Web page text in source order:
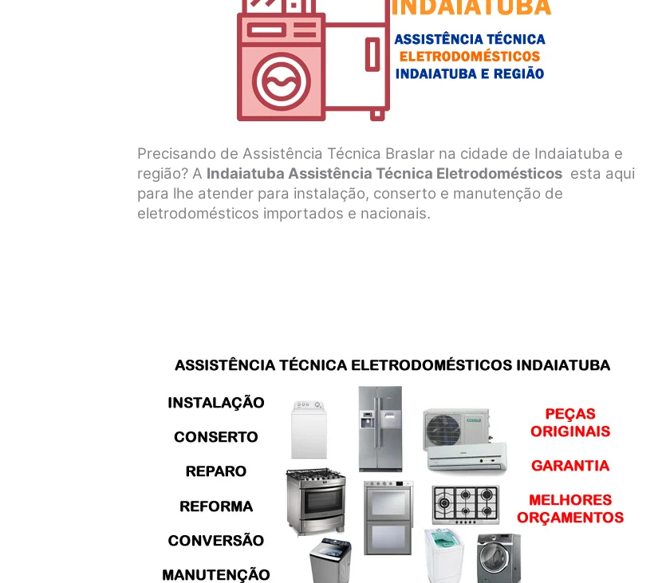
Precisando de Assistência Técnica Braslar na cidade de Indaiatuba e
região? A Indaiatuba Assistência Técnica Eletrodomésticos esta aqui
para lhe atender para instalação, conserto e manutenção de
eletrodomésticos importados e nacionais.